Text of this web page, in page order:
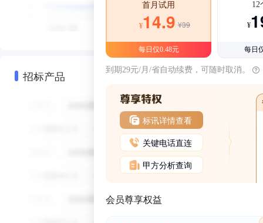
招标产品
首月试用
¥14.9 ¥39
每日仅0.48元
12
¥
每日
到期29元/月/省自动续费，可随时取消。
标讯详情查看
关键电话直连
甲方分析查询
会员尊享权益